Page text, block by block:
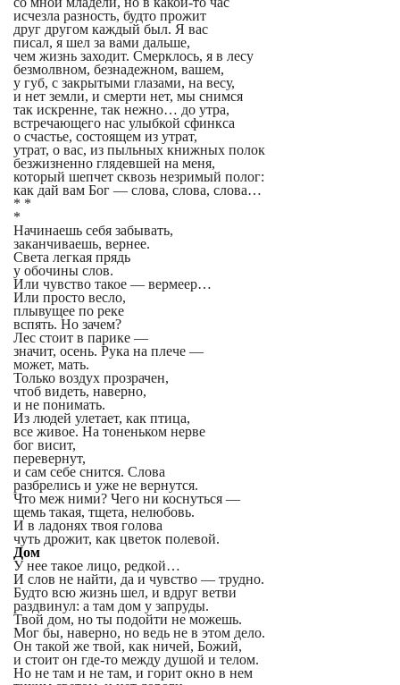
исчезла разность, будто прожит
друг другом каждый был. Я вас
писал, я шел за вами дальше,
чем жизнь заходит. Смерклось, я в лесу
безмолвном, безнадежном, вашем,
у губ, с закрытыми глазами, на весу,
и нет земли, и смерти нет, мы снимся
так искренне, так нежно… до утра,
встречающего нас улыбкой сфинкса
о счастье, состоящем из утрат,
утрат, о вас, из пыльных книжных полок
безжизненно глядевшей на меня,
который шепчет сквозь незримый полог:
как дай вам Бог — слова, слова, слова…
* *
*
Начинаешь себя забывать,
заканчиваешь, вернее.
Света легкая прядь
у обочины слов.
Или чувство такое — вермеер…
Или просто весло,
плывущее по реке
вспять. Но зачем?
Лес стоит в парике —
значит, осень. Рука на плече —
может, мать.
Только воздух прозрачен,
чтоб видеть, наверно,
и не понимать.
Из людей улетает, как птица,
все живое. На тоненьком нерве
бог висит,
перевернут,
и сам себе снится. Слова
разбрелись и уже не вернутся.
Что меж ними? Чего ни коснуться —
щемь такая, тщета, нелюбовь.
И в ладонях твоя голова
чуть дрожит, как цветок полевой.
Дом
У нее такое лицо, редкой…
И слов не найти, да и чувство — трудно.
Будто всю жизнь шел, и вдруг ветви
раздвинул: а там дом у запруды.
Твой дом, но ты подойти не можешь.
Мог бы, наверно, но ведь не в этом дело.
Он такой же твой, как ничей, Божий,
и стоит он где-то между душой и телом.
Но не там и не там, и горит окно в нем